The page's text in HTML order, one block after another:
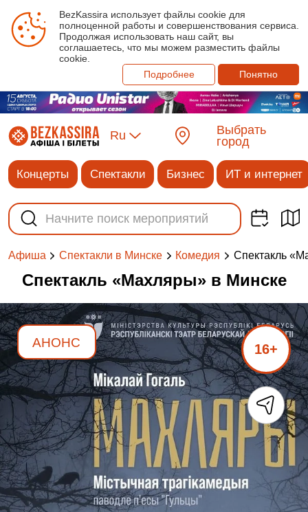
BezKassira использует файлы cookie для
полноценной работы и совершенствования сервиса.
Продолжая использовать наш сайт, вы
соглашаетесь, что мы можем разместить файлы
cookie.
Подробнее
Понятно
Ru
Выбрать
город
Концерты Спектакли Бизнес ИТ и интернет
Афиша Спектакли в Минске Комедия Спектакль
Спектакль «Махляры» в Минске
АНОНС 16+